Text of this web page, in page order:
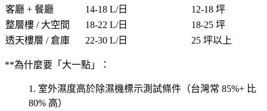
客廳 + 餐廳
14-18 L/日
12-18 坪
整層樓 / 大空間
18-22 L/日
18-25 坪
透天樓層 / 倉庫
22-30 L/日 25 坪以上
**為什麼要「大一點」：
室外濕度高於除濕機標示測試條件 （台灣常 85%+ 比
80% 高）